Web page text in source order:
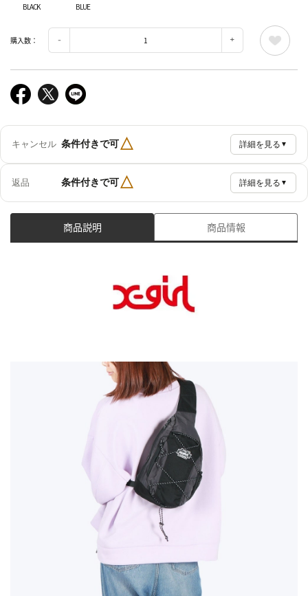
BLACK BLUE
購入数：
キャンセル 条件付きで可△ 詳細を見る ▼
返品 条件付きで可△ 詳細を見る ▼
商品説明 商品情報